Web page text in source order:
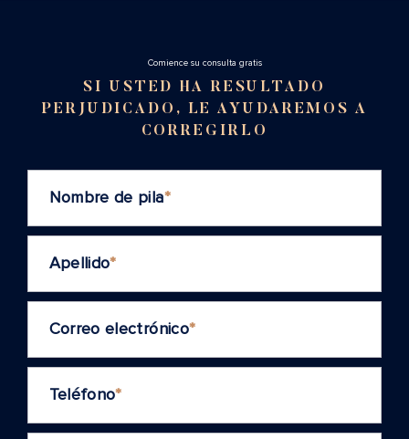
Cоmience su consulta gratis
SI USTED HA RESULTADO
PERJUDICADO, LE AYUDAREMOS A
CORREGIRLO
Nombre de pila*
Apellido*
Correo electrónico*
Teléfono*